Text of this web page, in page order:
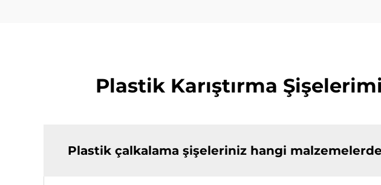
Plastik Karıştırma
Plastik çalkalama şişeleriniz hangi